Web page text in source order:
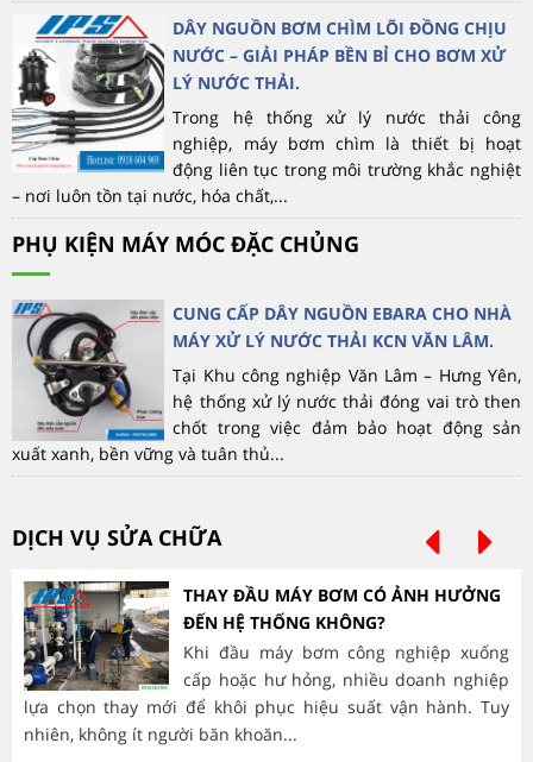
DÂY NGUỒN BƠM CHÌM LÕI ĐỒNG CHỊU
NƯỚC – GIẢI PHÁP BỀN BỈ CHO BƠM XỬ
LÝ NƯỚC THẢI.
Trong hệ thống xử lý nước thải công
nghiệp, máy bơm chìm là thiết bị hoạt
động liên tục trong môi trường khắc nghiệt
– nơi luôn tồn tại nước, hóa chất,...
PHỤ KIỆN MÁY MÓC ĐẶC CHỦNG
CUNG CẤP DÂY NGUỒN EBARA CHO NHÀ
MÁY XỬ LÝ NƯỚC THẢI KCN VĂN LÂM.
Tại Khu công nghiệp Văn Lâm – Hưng Yên,
hệ thống xử lý nước thải đóng vai trò then
chốt trong việc đảm bảo hoạt động sản
xuất xanh, bền vững và tuân thủ...
DỊCH VỤ SỬA CHỮA
THAY ĐẦU MÁY BƠM CÓ ẢNH HƯỞNG
ĐẾN HỆ THỐNG KHÔNG?
Khi đầu máy bơm công nghiệp xuống
cấp hoặc hư hỏng, nhiều doanh nghiệp
lựa chọn thay mới để khôi phục hiệu suất vận hành. Tuy
nhiên, không ít người băn khoăn...